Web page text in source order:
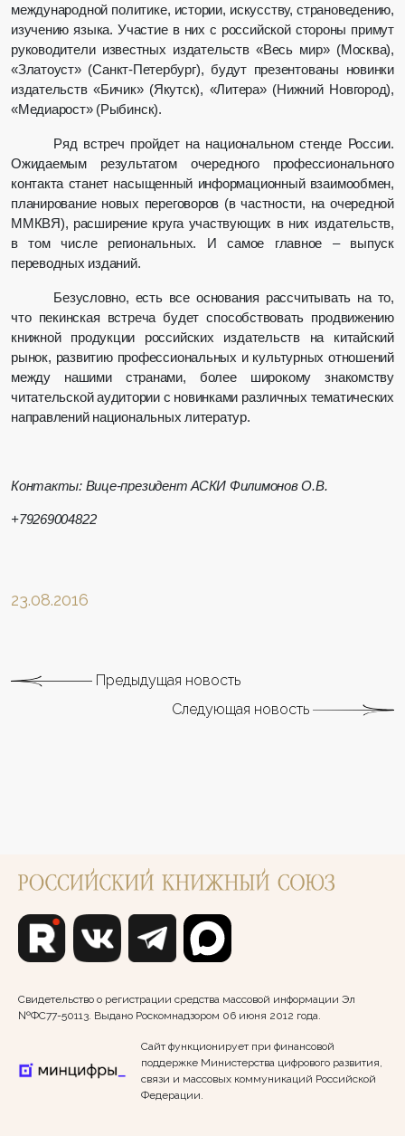
международной политике, истории, искусству, страноведению,
изучению языка. Участие в них с российской стороны примут
руководители известных издательств «Весь мир» (Москва),
«Златоуст» (Санкт-Петербург), будут презентованы новинки
издательств «Бичик» (Якутск), «Литера» (Нижний Новгород),
«Медиарост» (Рыбинск).
Ряд встреч пройдет на национальном стенде России.
Ожидаемым результатом очередного профессионального
контакта станет насыщенный информационный взаимообмен,
планирование новых переговоров (в частности, на очередной
ММКВЯ), расширение круга участвующих в них издательств,
в том числе региональных. И самое главное – выпуск
переводных изданий.
Безусловно, есть все основания рассчитывать на то,
что пекинская встреча будет способствовать продвижению
книжной продукции российских издательств на китайский
рынок, развитию профессиональных и культурных отношений
между нашими странами, более широкому знакомству
читательской аудитории с новинками различных тематических
направлений национальных литератур.
Контакты: Вице-президент АСКИ Филимонов О.В.
+79269004822
23.08.2016
Предыдущая новость
Следующая новость
Свидетельство о регистрации средства массовой информации Эл
№ФС77-50113. Выдано Роскомнадзором 06 июня 2012 года.
Сайт функционирует при финансовой
поддержке Министерства цифрового развития,
связи и массовых коммуникаций Российской
Федерации.